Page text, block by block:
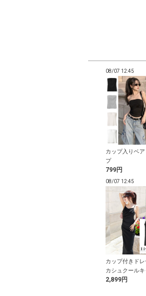
08/07 12:45
カップ入りベア
プ
799円
08/07 12:45
カップ付きド
カシュクールキ
ソールワンピー
2,899円